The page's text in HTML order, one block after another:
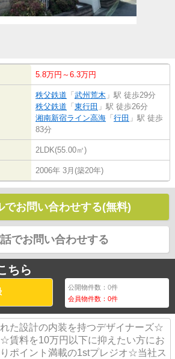
5.8万円～6.3万円
秩父鉄道 「 武州荒木 」駅 徒歩29分
秩父鉄道 「 東行田 」駅 徒歩26分
湘南新宿ライン高海 「 行田 」駅 徒歩
83分
2LDK(55.00㎡)
2006年 3月(築20年)
でお問い合わせする(無料)
でお問い合わせする
ちら
公開物件数：0件
会員物件数：0件
た設計の内装を持つデザイナーズ☆
賃料を10万円以下に抑えたい方にお
ポイント満載の1stプレジオ☆当社ス